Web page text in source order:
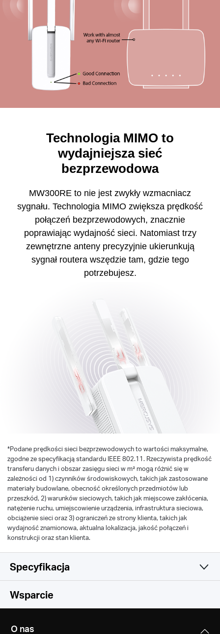
Technologia MIMO to
wydajniejsza sieć
bezprzewodowa
MW300RE to nie jest zwykły wzmacniacz
sygnału. Technologia MIMO zwiększa prędkość
połączeń bezprzewodowych, znacznie
poprawiając wydajność sieci. Natomiast trzy
zewnętrzne anteny precyzyjnie ukierunkują
sygnał routera wszędzie tam, gdzie tego
potrzebujesz.
*Podane prędkości sieci bezprzewodowych to wartości maksymalne,
zgodne ze specyfikacją standardu IEEE 802.11. Rzeczywista prędkość
transferu danych i obszar zasięgu sieci w m² mogą różnić się w
zależności od 1) czynników środowiskowych, takich jak zastosowane
materiały budowlane, obecność określonych przedmiotów lub
przeszkód, 2) warunków sieciowych, takich jak miejscowe zakłócenia,
natężenie ruchu, umiejscowienie urządzenia, infrastruktura sieciowa,
obciążenie sieci oraz 3) ograniczeń ze strony klienta, takich jak
wydajność znamionowa, aktualna lokalizacja, jakość połączeń i
konstrukcji oraz stan klienta.
Specyfikacja
Sieć bezprzewodowa
IEEE 802.11n/g/b
Wsparcie
O nas